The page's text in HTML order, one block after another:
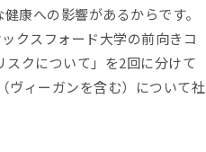
康への影響があるからです。
クスフォード大学の前向きコ
クについて」を2回に分けて
ヴィーガンを含む）について社